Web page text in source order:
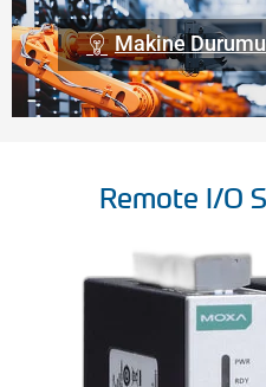
Makine
Remote I/O